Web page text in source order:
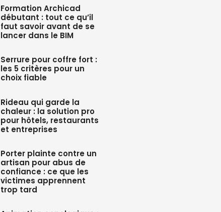
Formation Archicad
débutant : tout ce qu’il
faut savoir avant de se
lancer dans le BIM
Serrure pour coffre fort :
les 5 critères pour un
choix fiable
Rideau qui garde la
chaleur : la solution pro
pour hôtels, restaurants
et entreprises
Porter plainte contre un
artisan pour abus de
confiance : ce que les
victimes apprennent
trop tard